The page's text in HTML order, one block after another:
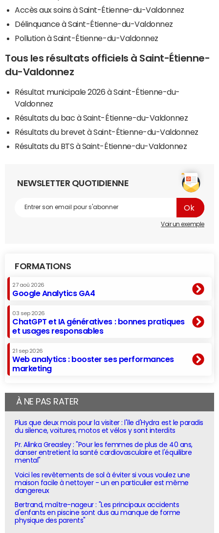
Accès aux soins à Saint-Étienne-du-Valdonnez
Délinquance à Saint-Étienne-du-Valdonnez
Pollution à Saint-Étienne-du-Valdonnez
Tous les résultats officiels à Saint-Étienne-
du-Valdonnez
Résultat municipale 2026 à Saint-Étienne-du-
Valdonnez
Résultats du bac à Saint-Étienne-du-Valdonnez
Résultats du brevet à Saint-Étienne-du-Valdonnez
Résultats du BTS à Saint-Étienne-du-Valdonnez
NEWSLETTER QUOTIDIENNE
Voir un exemple
FORMATIONS
27 aoû 2026
Google Analytics GA4
03 sep 2026
ChatGPT et IA génératives : bonnes pratiques
et usages responsables
21 sep 2026
Web analytics : booster ses performances
marketing
À NE PAS RATER
Plus que deux mois pour la visiter : l'île d'Hydra est le paradis
du silence, voitures, motos et vélos y sont interdits
Pr. Alinka Greasley : "Pour les femmes de plus de 40 ans,
danser entretient la santé cardiovasculaire et l'équilibre
mental"
Voici les revêtements de sol à éviter si vous voulez une
maison facile à nettoyer - un en particulier est même
dangereux
Bertrand, maître-nageur : "Les principaux accidents
d'enfants en piscine sont dus au manque de forme
physique des parents"